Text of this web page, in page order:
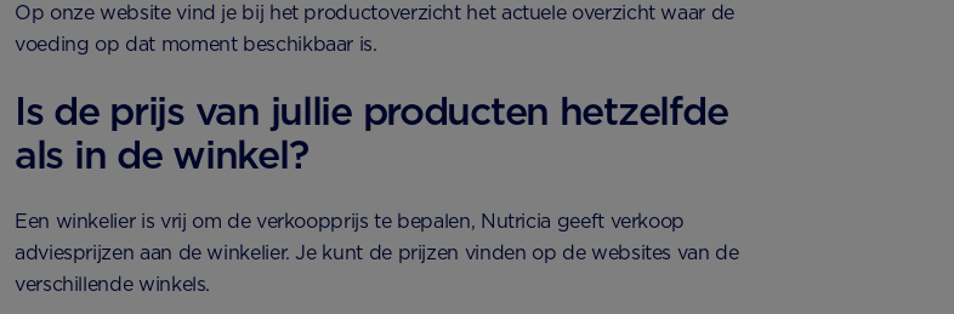
Op onze website vind je bij het productoverzicht het actuele overzicht waar de
voeding op dat moment beschikbaar is.
Is de prijs van jullie producten hetzelfde
als in de winkel?
Een winkelier is vrij om de verkoopprijs te bepalen, Nutricia geeft verkoop
adviesprijzen aan de winkelier. Je kunt de prijzen vinden op de websites van de
verschillende winkels.